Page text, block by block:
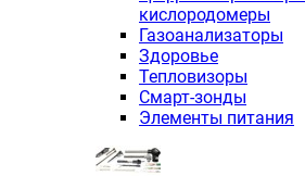
кислородомеры
Газоанализаторы
Здоровье
Тепловизоры
Смарт-зонды
Элементы питания